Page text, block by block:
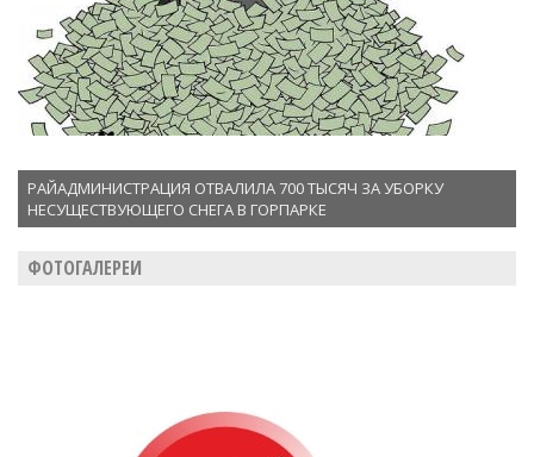
РАЙАДМИНИСТРАЦИЯ ОТВАЛИЛА 700 ТЫСЯЧ ЗА УБОРКУ
НЕСУЩЕСТВУЮЩЕГО СНЕГА В ГОРПАРКЕ
ФОТОГАЛЕРЕИ